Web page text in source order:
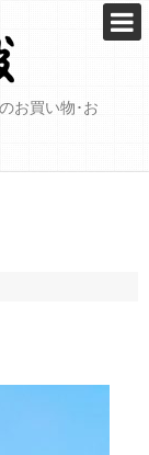
お買い物･お